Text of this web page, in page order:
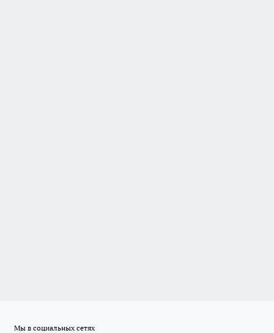
Мы в социальных сетях